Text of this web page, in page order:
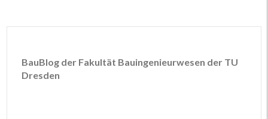
BauBlog der Fakultät Bauingenieurwesen der TU
Dresden